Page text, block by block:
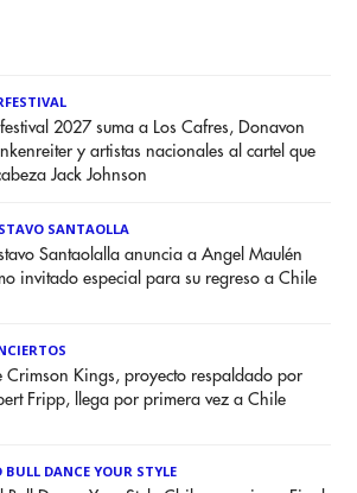
2027 suma a Los Cafres, Donavon
y artistas nacionales al cartel que
Jack Johnson
SANTAOLLA
Santaolalla anuncia a Angel Maulén
invitado especial para su regreso a Chile
Crimson Kings, proyecto respaldado por
Fripp, llega por primera vez a Chile
BULL DANCE YOUR STYLE